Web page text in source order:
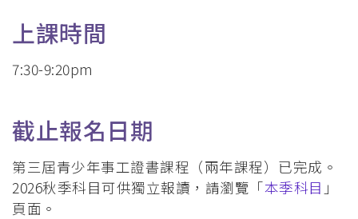
上課時間
7:30-9:20pm
截止報名日期
第三屆青少年事工證書課程（兩年課程）已完成。
2026秋季科目可供獨立報讀，請瀏覽「本季科目 」
頁面。